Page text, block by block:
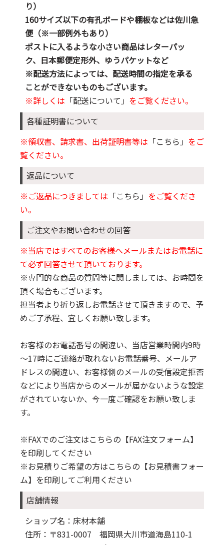
り）
160サイズ以下の有孔ボードや棚板などは佐川急
便（※一部例外もあり）
ポストに入るような小さい商品はレターパッ
ク、日本郵便定形外、ゆうパケットなど
※配送方法によっては、配送時間の指定を承る
ことができないものもございます。
※詳しくは 「配送について」 をご覧ください。
各種証明書について
※領収書、請求書、出荷証明書等は 「こちら」 をご
覧ください。
返品について
※ご返品につきましては 「こちら」 をご覧くださ
い。
ご注文やお問い合わせの回答
※当店ではすべてのお客様へメールまたはお電話に
て必ず回答させて頂いております。
※専門的な商品の質問等に関しましては、お時間を
頂く場合もございます。
担当者より折り返しお電話させて頂きますので、予
めご了承程、宜しくお願い致します。
お客様のお電話番号の間違い、当店営業時間内9時
～17時にご連絡が取れないお電話番号、メールア
ドレスの間違い、お客様側のメールの受信設定拒否
などにより当店からのメールが届かないような設定
がされていないか、今一度ご確認をお願い致しま
す。
※FAXでのご注文はこちらの 【FAX注文フォーム】
を印刷してください
※お見積りご希望の方はこちらの 【お見積書フォー
ム】 を印刷してご利用ください
店舗情報
ショップ名：床材本舗
住所：〒831-0007 福岡県大川市道海島110-1